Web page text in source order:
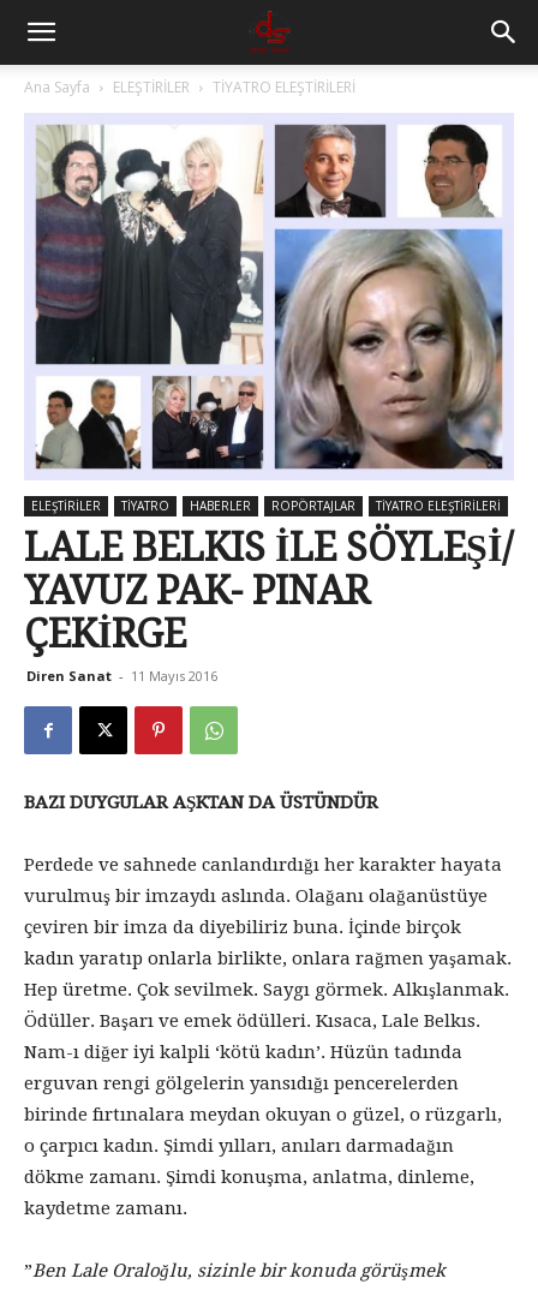
Ana Sayfa ELEŞTİRİLER TİYATRO ELEŞTİRİLERİ
ELEŞTİRİLER TİYATRO HABERLER ROPÖRTAJLAR TİYATRO ELEŞTİRİLERİ
LALE BELKIS İLE SÖYLEŞİ/
YAVUZ PAK- PINAR
ÇEKİRGE
Diren Sanat - 11 Mayıs 2016
BAZI DUYGULAR AŞKTAN DA ÜSTÜNDÜR
Perdede ve sahnede canlandırdığı her karakter hayata
vurulmuş bir imzaydı aslında. Olağanı olağanüstüye
çeviren bir imza da diyebiliriz buna. İçinde birçok
kadın yaratıp onlarla birlikte, onlara rağmen yaşamak.
Hep üretme. Çok sevilmek. Saygı görmek. Alkışlanmak.
Ödüller. Başarı ve emek ödülleri. Kısaca, Lale Belkıs.
Nam-ı diğer iyi kalpli ‘kötü kadın’. Hüzün tadında
erguvan rengi gölgelerin yansıdığı pencerelerden
birinde fırtınalara meydan okuyan o güzel, o rüzgarlı,
o çarpıcı kadın. Şimdi yılları, anıları darmadağın
dökme zamanı. Şimdi konuşma, anlatma, dinleme,
kaydetme zamanı.
”Ben Lale Oraloğlu, sizinle bir konuda görüşmek